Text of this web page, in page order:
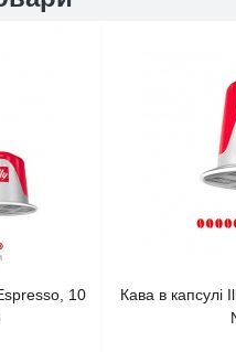
10
Кава в капсулі